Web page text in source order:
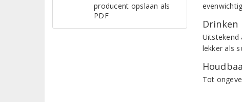
producent opslaan als
PDF
Drinken
Uitstekend
lekker als
Tot